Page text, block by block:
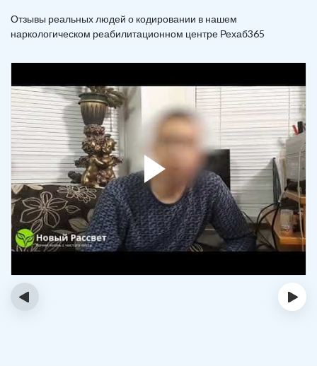
Отзывы реальных людей о кодировании в нашем
наркологическом реабилитационном центре Рехаб365
‹ ›